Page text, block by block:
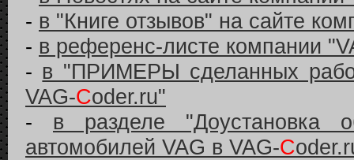
- в "Книге отзывов" на сайте
- в референс-листе компании
- в "ПРИМЕРЫ сделанных
VAG-Coder.ru"
- в разделе "Доустановка
автомобилей VAG в VAG-C